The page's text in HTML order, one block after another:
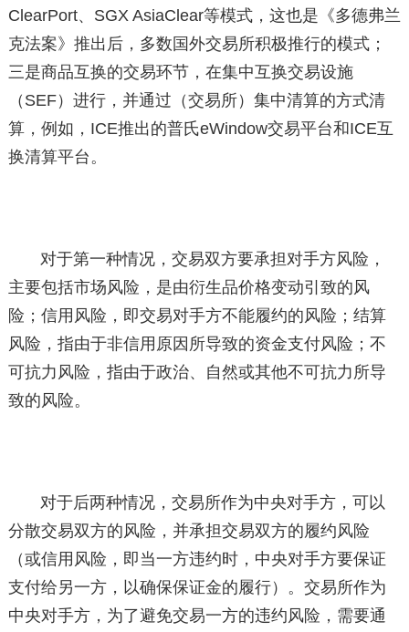
ClearPort、SGX AsiaClear等模式，这也是《多德弗兰
克法案》推出后，多数国外交易所积极推行的模式；
三是商品互换的交易环节，在集中互换交易设施
（SEF）进行，并通过（交易所）集中清算的方式清
算，例如，ICE推出的普氏eWindow交易平台和ICE互
换清算平台。
对于第一种情况，交易双方要承担对手方风险，
主要包括市场风险，是由衍生品价格变动引致的风
险；信用风险，即交易对手方不能履约的风险；结算
风险，指由于非信用原因所导致的资金支付风险；不
可抗力风险，指由于政治、自然或其他不可抗力所导
致的风险。
对于后两种情况，交易所作为中央对手方，可以
分散交易双方的风险，并承担交易双方的履约风险
（或信用风险，即当一方违约时，中央对手方要保证
支付给另一方，以确保保证金的履行）。交易所作为
中央对手方，为了避免交易一方的违约风险，需要通